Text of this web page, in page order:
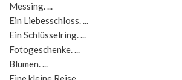
Messing. ...
Ein Liebesschloss. ...
Ein Schlüsselring. ...
Fotogeschenke. ...
Blumen. ...